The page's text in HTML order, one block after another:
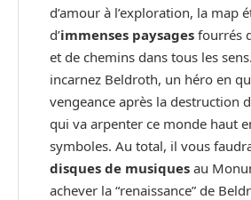
d’amour à l’exploration, la map
d’immenses paysages fourrés
et de chemins dans tous les
incarnez Beldroth, un héro en
vengeance après la destruction
qui va arpenter ce monde haut
symboles. Au total, il vous
disques de musiques au
achever la “renaissance” de